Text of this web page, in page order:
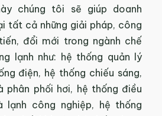
chúng tôi sẽ giúp doanh
tất cả những giải pháp, công
đổi mới trong ngành chế
lạnh như: hệ thống quản lý
điện, hệ thống chiếu sáng,
phân phối hơi, hệ thống điều
lạnh công nghiệp, hệ thống